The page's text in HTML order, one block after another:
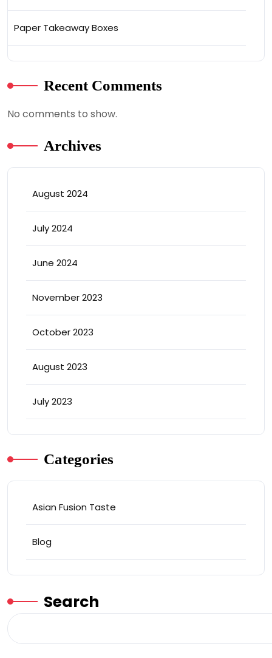
Paper Takeaway Boxes
Recent Comments
No comments to show.
Archives
August 2024
July 2024
June 2024
November 2023
October 2023
August 2023
July 2023
Categories
Asian Fusion Taste
Blog
Search